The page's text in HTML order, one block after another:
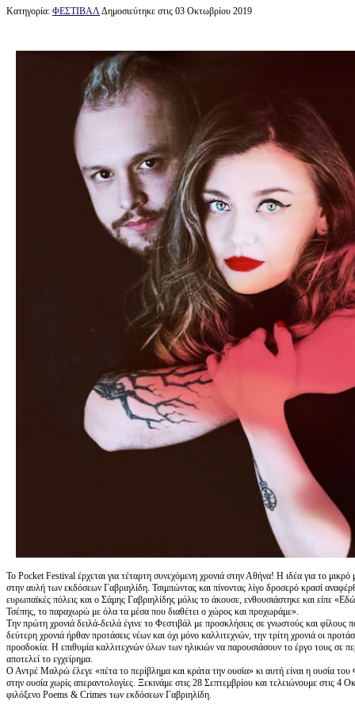
Κατηγορία: ΦΕΣΤΙΒΑΛΔημοσιεύτηκε στις 03 Οκτωβρίου 2019
Το Pocket Festival έρχεται για τέταρτη συνεχόμενη χρονιά στην Αθήνα! Η ιδέα για το
στην αυλή των εκδόσεων Γαβριηλίδη. Τσιμπώντας και πίνοντας λίγο δροσερό κρασί
ευρωπαϊκές πόλεις και ο Σάμης Γαβριηλίδης μόλις το άκουσε, ενθουσιάστηκε και είπε
Τσέπης, το παραχωρώ με όλα τα μέσα που διαθέτει ο χώρος και προχωράμε».
Την πρώτη χρονιά δειλά-δειλά έγινε το Φεστιβάλ με προσκλήσεις σε γνωστούς και
δεύτερη χρονιά ήρθαν προτάσεις νέων και όχι μόνο καλλιτεχνών, την τρίτη χρονιά οι
προσδοκία. Η επιθυμία καλλιτεχνών όλων των ηλικιών να παρουσιάσουν το έργο τους σε
αποτελεί το εγχείρημα.
Ο Αντρέ Μαλρώ έλεγε «πέτα το περίβλημα και κράτα την ουσία» κι αυτή είναι η ουσία
στην ουσία χωρίς απεραντολογίες. Ξεκινάμε στις 28 Σεπτεμβρίου και τελειώνουμε στις
φιλόξενο Poems & Crimes των εκδόσεων Γαβριηλίδη.